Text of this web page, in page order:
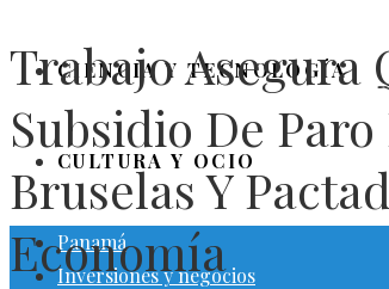
CIENCIA Y TECNOLOGÍA
CULTURA Y OCIO
Panamá
Inversiones y negocios
Trabajo Asegura
Subsidio De
Bruselas Y
Economía